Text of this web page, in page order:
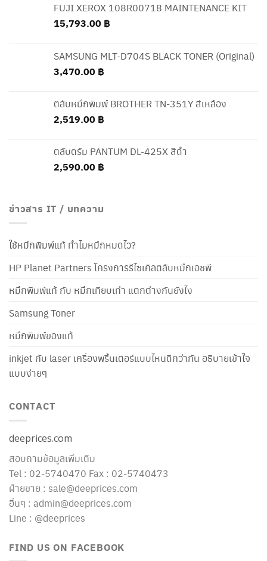
FUJI XEROX 108R00718 MAINTENANCE KIT
15,793.00 ฿
SAMSUNG MLT-D704S BLACK TONER (Original)
3,470.00 ฿
ตลับหมึกพิมพ์ BROTHER TN-351Y สีเหลือง
2,519.00 ฿
ตลับดรัม PANTUM DL-425X สีดำ
2,590.00 ฿
ข่าวสาร IT / บทความ
ใช้หมึกพิมพ์แท้ ทำไมหมึกหมดไว?
HP Planet Partners โครงการรีไซเคิลตลับหมึกเอชพี
หมึกพิมพ์แท้ กับ หมึกเทียบเท่า แตกต่างกันยังไง
Samsung Toner
หมึกพิมพ์ของแท้
inkjet กับ laser เครื่องพริ้นเตอร์แบบไหนดีกว่ากัน อธิบายเข้าใจ
แบบง่ายๆ
CONTACT
deeprices.com
สอบถามข้อมูลเพิ่มเติม
Tel : 02-5740470 Fax : 02-5740473
ฝ่ายขาย : sale@deeprices.com
อื่นๆ : admin@deeprices.com
Line : @deeprices
FIND US ON FACEBOOK